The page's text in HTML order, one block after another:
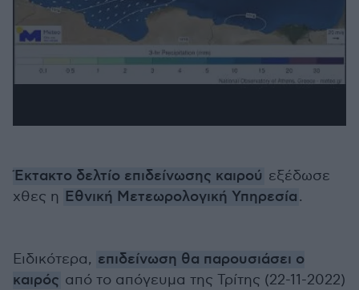
Έκτακτο δελτίο επιδείνωσης καιρού εξέδωσε
χθες η Εθνική Μετεωρολογική Υπηρεσία.
Ειδικότερα, επιδείνωση θα παρουσιάσει ο
καιρός από το απόγευμα της Τρίτης (22-11-2022)